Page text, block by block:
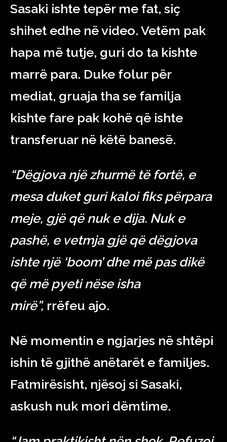
Sasaki ishte tepër me fat, siç
shihet edhe në video. Vetëm pak
hapa më tutje, guri do ta kishte
marrë para. Duke folur për
mediat, gruaja tha se familja
kishte fare pak kohë që ishte
transferuar në këtë banesë.
“Dëgjova një zhurmë të fortë, e
mesa duket guri kaloi fiks përpara
meje, gjë që nuk e dija. Nuk e
pashë, e vetmja gjë që dëgjova
ishte një ‘boom’ dhe më pas dikë
që më pyeti nëse isha
mirë”, rrëfeu ajo.
Në momentin e ngjarjes në shtëpi
ishin të gjithë anëtarët e familjes.
Fatmirësisht, njësoj si Sasaki,
askush nuk mori dëmtime.